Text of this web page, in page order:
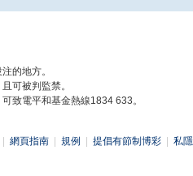
的地方。
可被判監禁。
致電平和基金熱線1834 633。
網頁指南 規例 提倡有節制博彩 私